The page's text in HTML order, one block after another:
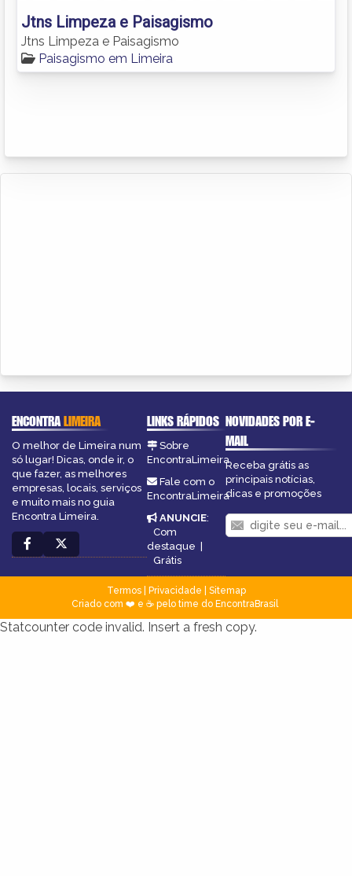
Jtns Limpeza e Paisagismo
Jtns Limpeza e Paisagismo
Paisagismo em Limeira
ENCONTRALIMEIRA
O melhor de Limeira num
só lugar! Dicas, onde ir, o
que fazer, as melhores
empresas, locais, serviços
e muito mais no guia
Encontra Limeira.
LINKS RÁPIDOS
Sobre
EncontraLimeira
Fale com o
EncontraLimeira
ANUNCIE:
Com
destaque |
Grátis
NOVIDADES POR E-
MAIL
Receba grátis as
principais notícias,
dicas e promoções
Termos| Privacidade
Sitemap
Criado com ❤️ e ☕ pelo time do EncontraBrasil
Statcounter code invalid. Insert a fresh copy.